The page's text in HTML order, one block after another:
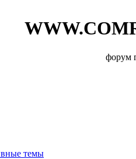
форум
темы